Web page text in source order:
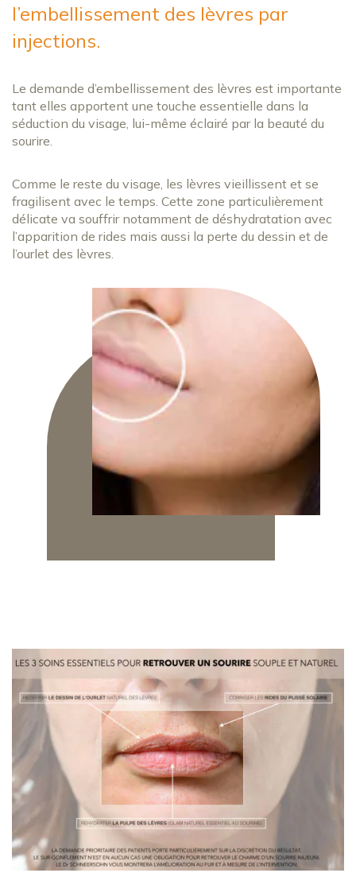
l’embellissement des lèvres par
injections.
Le demande d’embellissement des lèvres est importante
tant elles apportent une touche essentielle dans la
séduction du visage, lui-même éclairé par la beauté du
sourire.
Comme le reste du visage, les lèvres vieillissent et se
fragilisent avec le temps. Cette zone particulièrement
délicate va souffrir notamment de déshydratation avec
l’apparition de rides mais aussi la perte du dessin et de
l’ourlet des lèvres.